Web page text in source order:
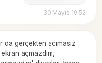
30 Mayıs 19:52
da gerçekten acımasız
açmazdım,